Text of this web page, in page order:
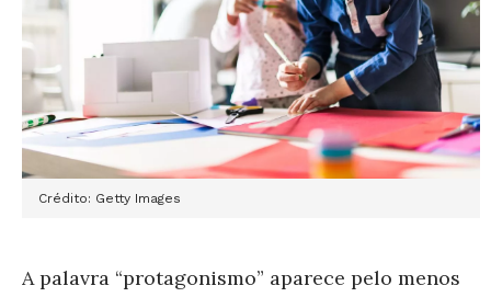
Crédito: Getty Images
A palavra “protagonismo” aparece pelo menos